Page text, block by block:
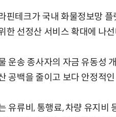
핀테크가 국내 화물정보망
한 선정산 서비스 확대에 나
운송 종사자의 자금 유동성
공백을 줄이고 보다 안정적
유류비, 통행료, 차량 유지비